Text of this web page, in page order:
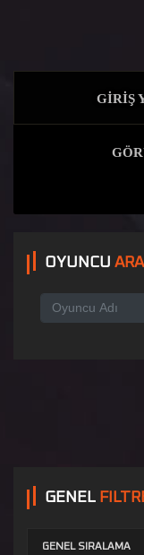
GIRIŞ
OYUNCU
GENEL
GENEL SIRALAMA